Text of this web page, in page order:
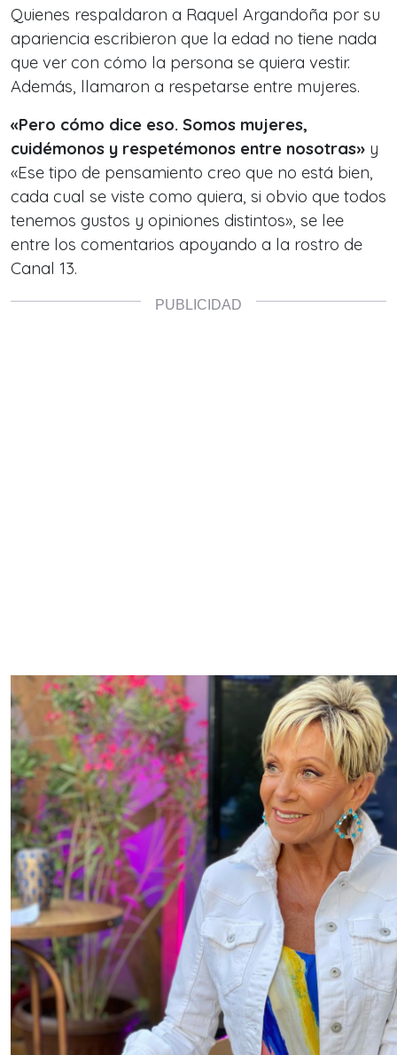
Quienes respaldaron a Raquel Argandoña por su
apariencia escribieron que la edad no tiene nada
que ver con cómo la persona se quiera vestir.
Además, llamaron a respetarse entre mujeres.
«Pero cómo dice eso. Somos mujeres,
cuidémonos y respetémonos entre nosotras» y
«Ese tipo de pensamiento creo que no está bien,
cada cual se viste como quiera, si obvio que todos
tenemos gustos y opiniones distintos», se lee
entre los comentarios apoyando a la rostro de
Canal 13.